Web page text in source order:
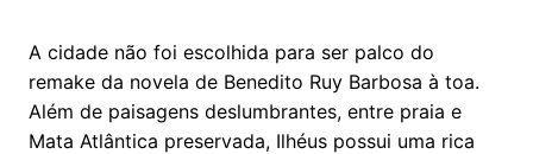
A cidade não foi escolhida para ser palco do
remake da novela de Benedito Ruy Barbosa à toa.
Além de paisagens deslumbrantes, entre praia e
Mata Atlântica preservada, Ilhéus possui uma rica